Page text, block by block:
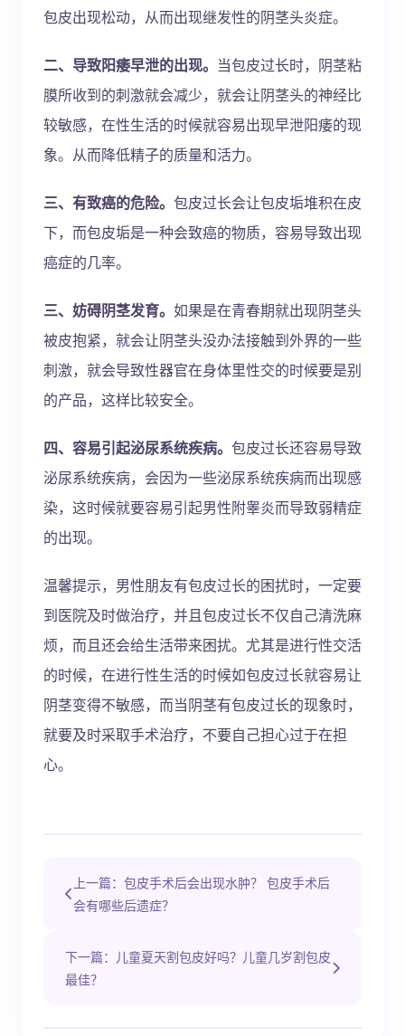
包皮出现松动，从而出现继发性的阴茎头炎症。
二、导致阳痿早泄的出现。 当包皮过长时，阴茎粘
膜所收到的刺激就会减少，就会让阴茎头的神经比
较敏感，在性生活的时候就容易出现早泄阳痿的现
象。从而降低精子的质量和活力。
三、有致癌的危险。 包皮过长会让包皮垢堆积在皮
下，而包皮垢是一种会致癌的物质，容易导致出现
癌症的几率。
三、妨碍阴茎发育。 如果是在青春期就出现阴茎头
被皮抱紧，就会让阴茎头没办法接触到外界的一些
刺激，就会导致性器官在身体里性交的时候要是别
的产品，这样比较安全。
四、容易引起泌尿系统疾病。 包皮过长还容易导致
泌尿系统疾病，会因为一些泌尿系统疾病而出现感
染，这时候就要容易引起男性附睾炎而导致弱精症
的出现。
温馨提示，男性朋友有包皮过长的困扰时，一定要
到医院及时做治疗，并且包皮过长不仅自己清洗麻
烦，而且还会给生活带来困扰。尤其是进行性交活
的时候，在进行性生活的时候如包皮过长就容易让
阴茎变得不敏感，而当阴茎有包皮过长的现象时，
就要及时采取手术治疗，不要自己担心过于在担
心。
上一篇：包皮手术后会出现水肿？ 包皮手术后
会有哪些后遗症？
下一篇：儿童夏天割包皮好吗？儿童几岁割包皮
最佳？